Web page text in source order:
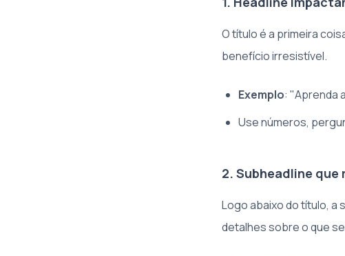
O título é a primeira
benefício irresistível.
Exemplo: "Aprenda
Use números,
2. Subheadline
Logo abaixo do título, a
detalhes sobre o que